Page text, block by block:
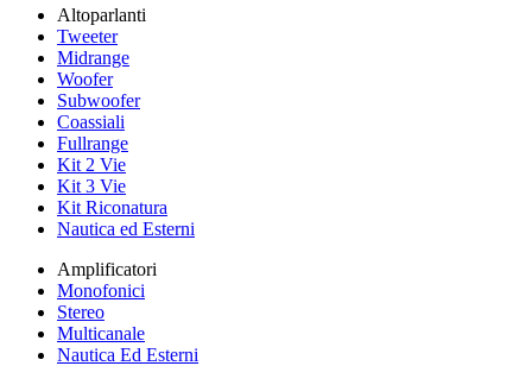
Altoparlanti
Tweeter
Midrange
Woofer
Subwoofer
Coassiali
Fullrange
Kit 2 Vie
Kit 3 Vie
Kit Riconatura
Nautica ed Esterni
Amplificatori
Monofonici
Stereo
Multicanale
Nautica Ed Esterni